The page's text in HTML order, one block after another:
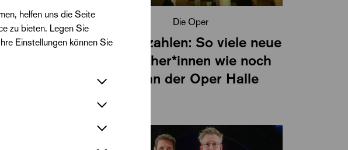
im
Die Oper
Rekordzahlen: So viele neue
Besucher*innen wie noch
nie an der Oper Halle
helfen uns die Seite
zu bieten. Legen Sie
Einstellungen können Sie